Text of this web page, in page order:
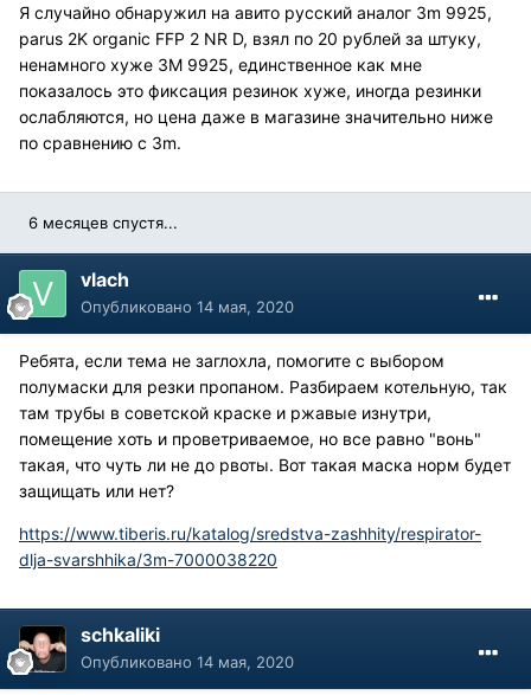
Я случайно обнаружил на авито русский аналог 3m 9925,
parus 2K organic FFP 2 NR D, взял по 20 рублей за штуку,
ненамного хуже 3M 9925, единственное как мне
показалось это фиксация резинок хуже, иногда резинки
ослабляются, но цена даже в магазине значительно ниже
по сравнению с 3m.
6 месяцев спустя...
vlach
Опубликовано 14 мая, 2020
Ребята, если тема не заглохла, помогите с выбором
полумаски для резки пропаном. Разбираем котельную, так
там трубы в советской краске и ржавые изнутри,
помещение хоть и проветриваемое, но все равно "вонь"
такая, что чуть ли не до рвоты. Вот такая маска норм будет
защищать или нет?
https://www.tiberis.ru/katalog/sredstva-zashhity/respirator-
dlja-svarshhika/3m-7000038220
schkaliki
Опубликовано 14 мая, 2020